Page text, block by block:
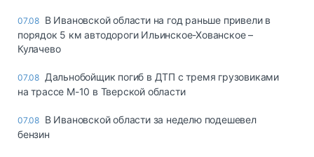
07.08 В Ивановской области на год раньше привели в
порядок 5 км автодороги Ильинское-Хованское –
Кулачево
07.08 Дальнобойщик погиб в ДТП с тремя грузовиками
на трассе М-10 в Тверской области
07.08 В Ивановской области за неделю подешевел
бензин